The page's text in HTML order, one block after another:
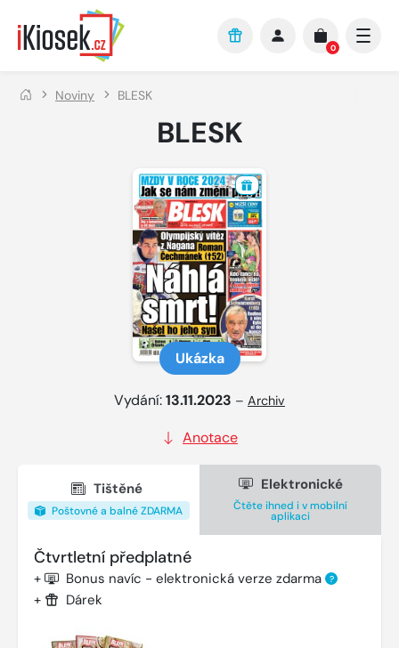
Přejít na hlavní obsah
0
Noviny BLESK
BLESK
Ukázka
Vydání:13.11.2023 – Archiv
Anotace
Tištěné
Poštovné a balné ZDARMA
Elektronické
Čtěte ihned i v mobilní
aplikaci
Čtvrtletní předplatné
+ Bonus navíc - elektronická verze zdarma ?
+ Dárek